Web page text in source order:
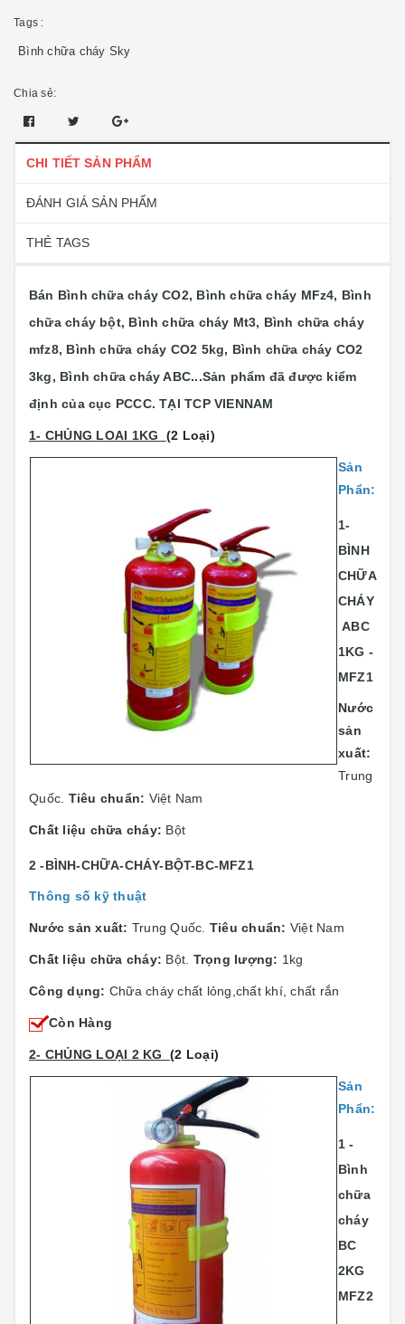
Tags :
Bình chữa cháy Sky
Chia sẻ:
CHI TIẾT SẢN PHẨM
ĐÁNH GIÁ SẢN PHẨM
THẺ TAGS
Bán Bình chữa cháy CO2, Bình chữa cháy MFz4, Bình
chữa cháy bột, Bình chữa cháy Mt3, Bình chữa cháy
mfz8, Bình chữa cháy CO2 5kg, Bình chữa cháy CO2
3kg, Bình chữa cháy ABC...Sản phẩm đã được kiểm
định của cục PCCC. TẠI TCP VIENNAM
1- CHỦNG LOAI 1KG (2 Loại)
Sản
Phẩn:
1-
BÌNH
CHỮA
CHÁY
ABC
1KG -
MFZ1
Nước
sản
xuất:
Trung
Quốc. Tiêu chuẩn: Việt Nam
Chất liệu chữa cháy: Bột
2 -BÌNH-CHỮA-CHÁY-BỘT-BC-MFZ1
Thông số kỹ thuật
Nước sản xuất: Trung Quốc. Tiêu chuẩn: Việt Nam
Chất liệu chữa cháy: Bột. Trọng lượng: 1kg
Công dụng: Chữa cháy chất lỏng,chất khí, chất rắn
Còn Hàng
2- CHỦNG LOẠI 2 KG (2 Loại)
Sản
Phẩn:
1 -
Bình
chữa
cháy
BC
2KG
MFZ2